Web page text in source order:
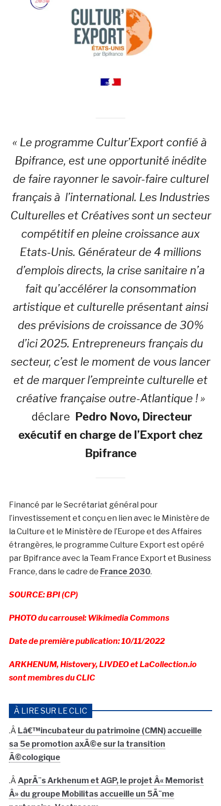
« Le programme Cultur’Export confié à
Bpifrance, est une opportunité inédite
de faire rayonner le savoir-faire culturel
français à l’international. Les Industries
Culturelles et Créatives sont un secteur
compétitif en pleine croissance aux
Etats-Unis. Générateur de 4 millions
d’emplois directs, la crise sanitaire n’a
fait qu’accélérer la consommation
artistique et culturelle présentant ainsi
des prévisions de croissance de 30%
d’ici 2025. Entrepreneurs français du
secteur, c’est le moment de vous lancer
et de marquer l’empreinte culturelle et
créative française outre-Atlantique ! »
déclare
Pedro Novo, Directeur
exécutif en charge de l’Export chez
Bpifrance
Financé par le Secrétariat général pour
l’investissement et conçu en lien avec le Ministère de
la Culture et le Ministère de l’Europe et des Affaires
étrangères, le programme Culture Export est opéré
par Bpifrance avec la Team France Export et Business
France, dans le cadre de France 2030.
SOURCE: BPI (CP)
PHOTO du carrousel: Wikimedia Commons
Date de première publication: 10/11/2022
ARKHENUM, Histovery, LIVDEO et LaCollection.io
sont membres du CLIC
À LIRE SUR LE CLIC
.Â Lâ€™incubateur du patrimoine (CMN) accueille
sa 5e promotion axÃ©e sur la transition
Ã©cologique
.Â AprÃ¨s Arkhenum et AGP, le projet Â« Memorist
Â» du groupe Mobilitas accueille un 5Ã¨me